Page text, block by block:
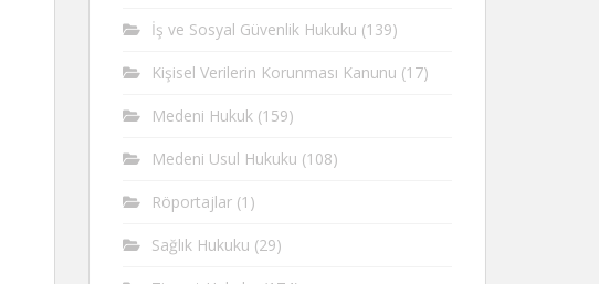
İş ve Sosyal Güvenlik Hukuku (139)
Kişisel Verilerin Korunması Kanunu (17)
Medeni Hukuk (159)
Medeni Usul Hukuku (108)
Röportajlar (1)
Sağlık Hukuku (29)